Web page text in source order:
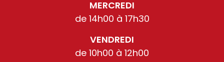
MERCREDI
de 14h00 à 17h30
VENDREDI
de 10h00 à 12h00